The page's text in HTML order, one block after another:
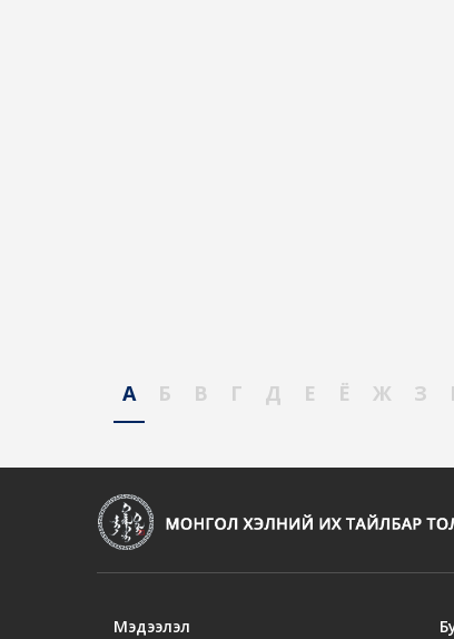
А Б В Г Д Е Ё Ж З
Мэдээлэл